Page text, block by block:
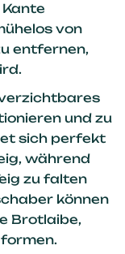
von
entfernen,
und zu
sich perfekt
während
zu falten
können
Brotlaibe,